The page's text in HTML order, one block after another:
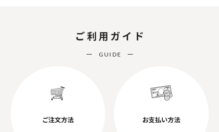
ご利用ガイド
GUIDE
ご注文方法 お支払い方法